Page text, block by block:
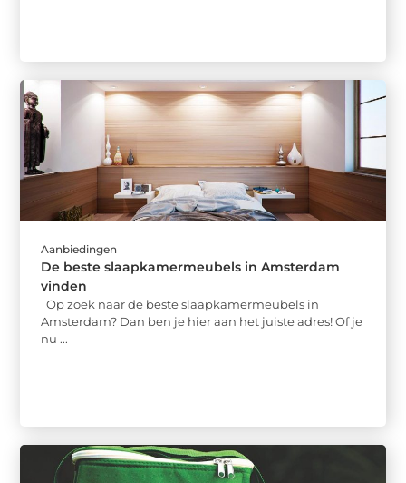
Aanbiedingen
De beste slaapkamermeubels in Amsterdam
vinden
Op zoek naar de beste slaapkamermeubels in
Amsterdam? Dan ben je hier aan het juiste adres! Of je
nu ...